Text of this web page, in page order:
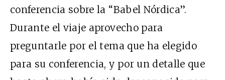
conferencia sobre la “Babel Nórdica”.
Durante el viaje aprovecho para
preguntarle por el tema que ha elegido
para su conferencia, y por un detalle que